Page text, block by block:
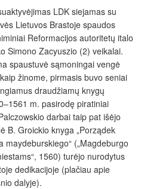
LDK siejamas su
Lietuvos Brastoje spaudos
Reformacijos autoritetų italo
Simono Zacyuszio (2) veikalai.
spaustuvė sąmoningai vengė
žinome, pirmasis buvo seniai
draudžiamų knygų
m. pasirodę piratiniai
darbai taip pat išėjo
B. Groickio knyga „Porządek
(„Magdeburgo
1560) turėjo nurodytus
dedikacijoje (plačiau apie
dalyje).